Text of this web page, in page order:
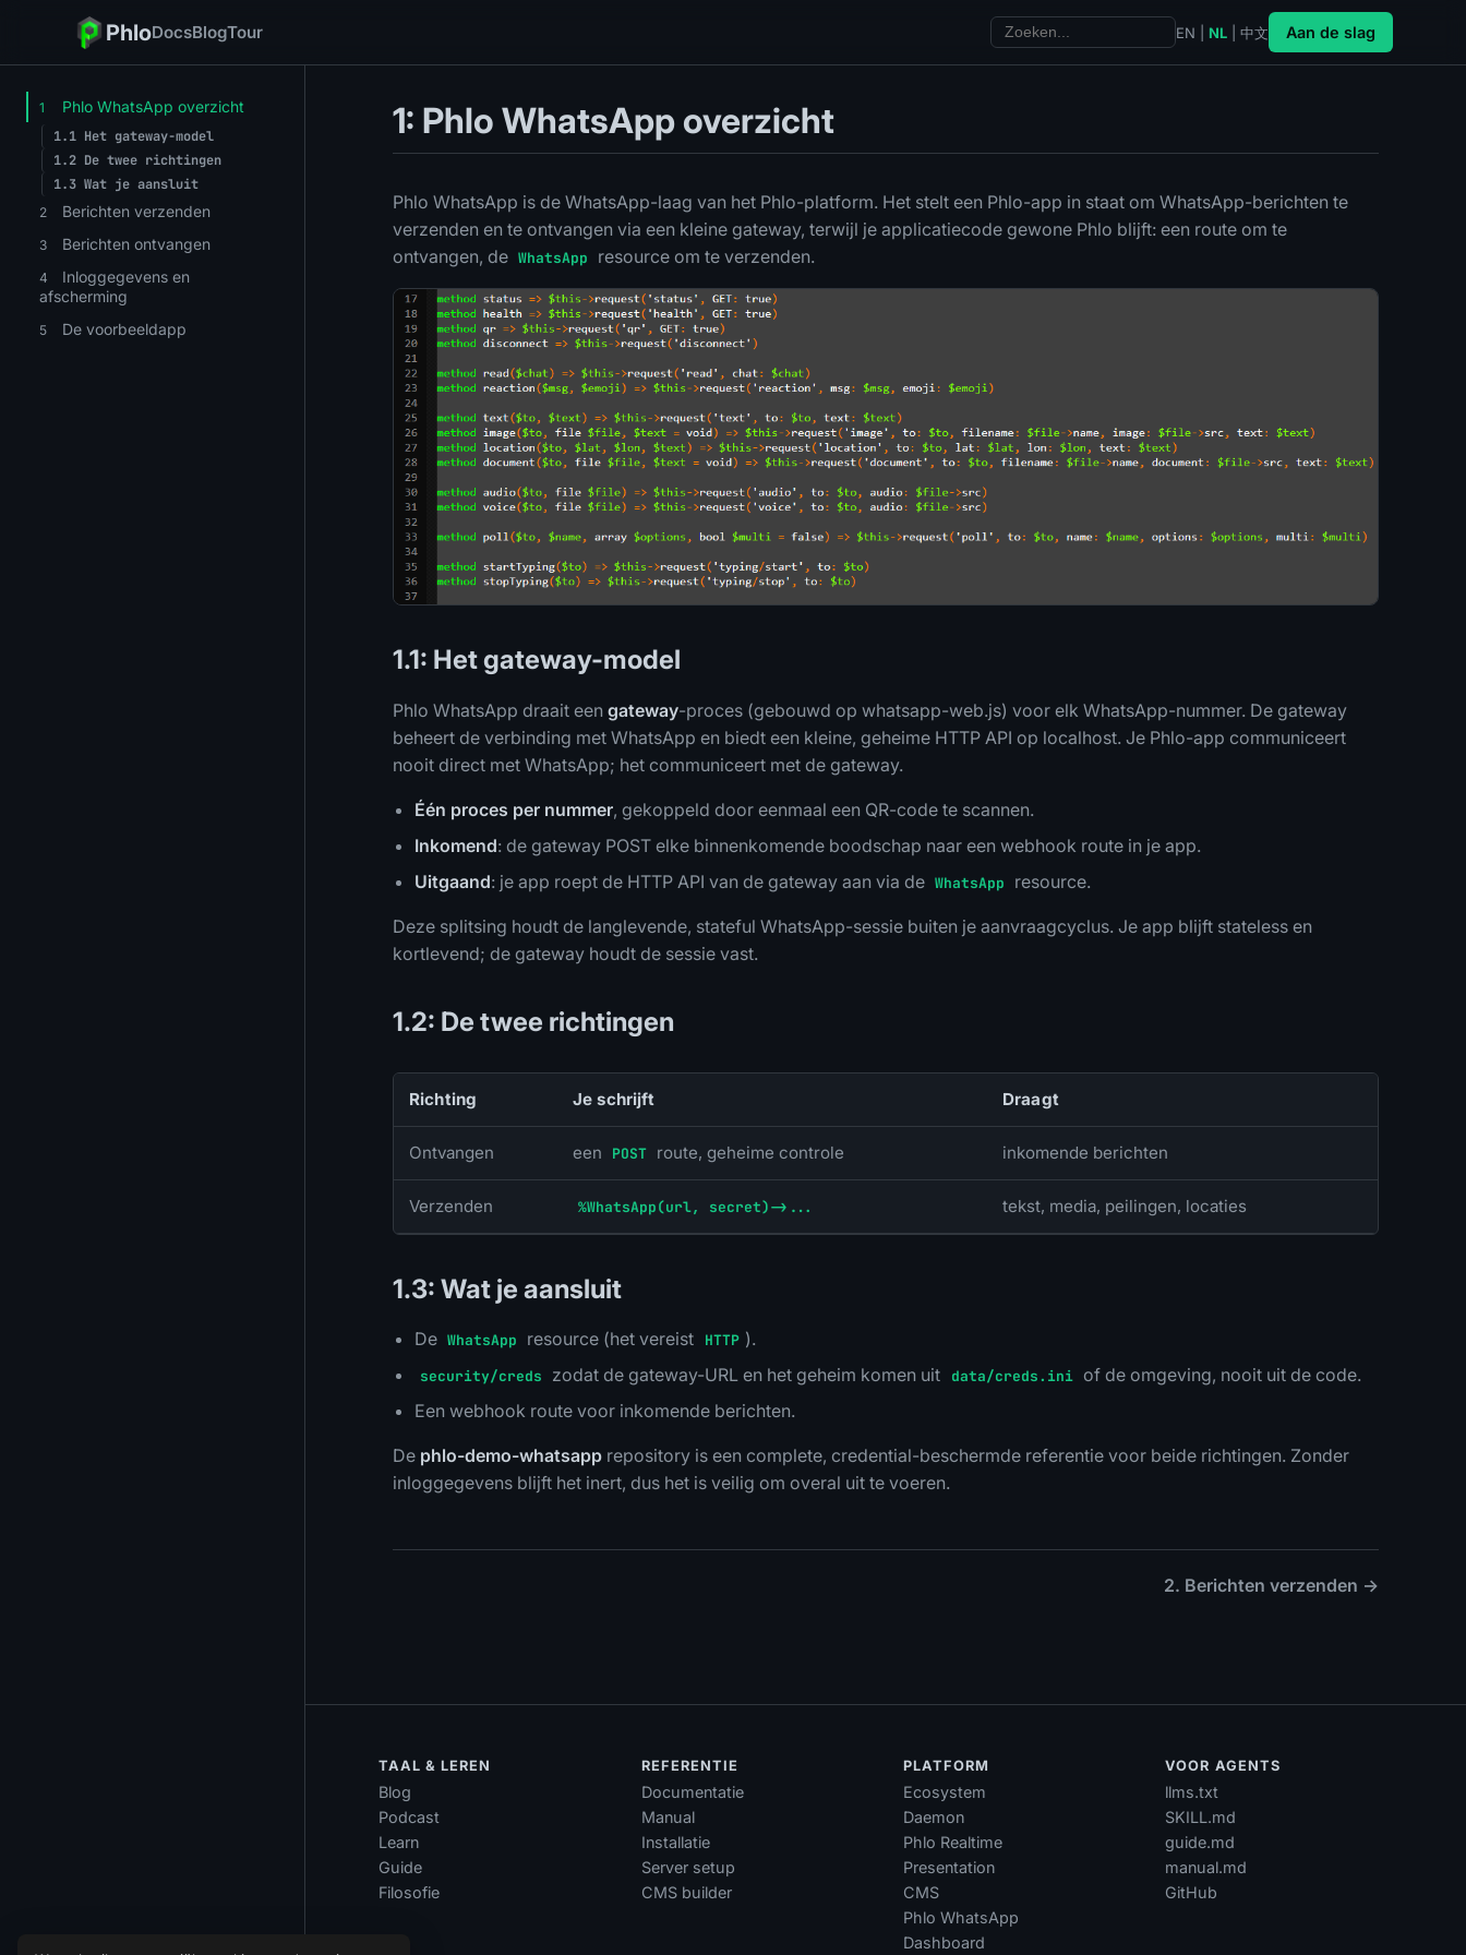
PhloDocsBlogTour EN NL| 中文 Aan de slag
1 Phlo WhatsApp overzicht
1.1 Het gateway-model
1.2 De twee richtingen
1.3 Wat je aansluit
2 Berichten verzenden
3 Berichten ontvangen
4
Inloggegevens en
afscherming
5 De voorbeeldapp
1: Phlo WhatsApp overzicht
Phlo WhatsApp is de WhatsApp-laag van het Phlo-platform. Het stelt een Phlo-app in staat om WhatsApp-berichten te
verzenden en te ontvangen via een kleine gateway, terwijl je applicatiecode gewone Phlo blijft: een route om te
ontvangen, de WhatsApp resource om te verzenden.
1.1: Het gateway-model
Phlo WhatsApp draait een gateway-proces (gebouwd op whatsapp-web.js) voor elk WhatsApp-nummer. De gateway
beheert de verbinding met WhatsApp en biedt een kleine, geheime HTTP API op localhost. Je Phlo-app communiceert
nooit direct met WhatsApp; het communiceert met de gateway.
Één proces per nummer, gekoppeld door eenmaal een QR-code te scannen.
Inkomend: de gateway POST elke binnenkomende boodschap naar een webhook route in je app.
Uitgaand: je app roept de HTTP API van de gateway aan via de WhatsApp resource.
Deze splitsing houdt de langlevende, stateful WhatsApp-sessie buiten je aanvraagcyclus. Je app blijft stateless en
kortlevend; de gateway houdt de sessie vast.
1.2: De twee richtingen
Richting Je schrijft Draagt
Ontvangen een POST route, geheime controle inkomende berichten
Verzenden %WhatsApp(url, secret)->... tekst, media, peilingen, locaties
1.3: Wat je aansluit
De WhatsApp resource (het vereist HTTP ).
security/creds zodat de gateway-URL en het geheim komen uit data/creds.ini of de omgeving, nooit uit de code.
Een webhook route voor inkomende berichten.
De phlo-demo-whatsapp repository is een complete, credential-beschermde referentie voor beide richtingen. Zonder
inloggegevens blijft het inert, dus het is veilig om overal uit te voeren.
2. Berichten verzenden →
TAAL & LEREN
Blog
Podcast
Learn
Guide
Filosofie
REFERENTIE
Documentatie
Manual
Installatie
Server setup
CMS builder
PLATFORM
Ecosystem
Daemon
Phlo Realtime
Presentation
CMS
Phlo WhatsApp
Dashboard
VOOR AGENTS
llms.txt
SKILL.md
guide.md
manual.md
GitHub